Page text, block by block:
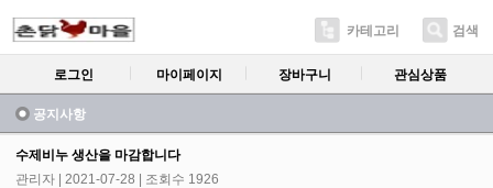
카테고리 검색
로그인 마이페이지 장바구니 관심상품
공지사항
수제비누 생산을 마감합니다
관리자
| 2021-07-28 | 조회수 1926